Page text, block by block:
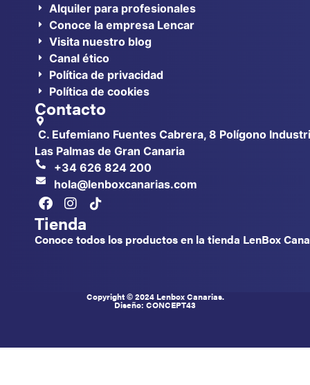
Alquiler para profesionales
Conoce la empresa Lencar
Visita nuestro blog
Canal ético
Política de privacidad
Política de cookies
Contacto
C. Eufemiano Fuentes Cabrera, 8 Polígono
Las Palmas de Gran Canaria
+34 626 824 200
hola@lenboxcanarias.com
Tienda
Conoce todos los productos en la tienda LenBox
Copyright © 2024 Lenbox Canarias.
Diseño: CONCEPT43